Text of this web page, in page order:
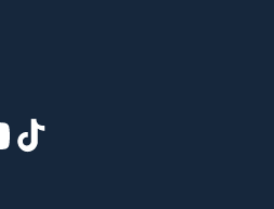
开）
中打开）
新窗口中打开）
（在新窗口中打开）